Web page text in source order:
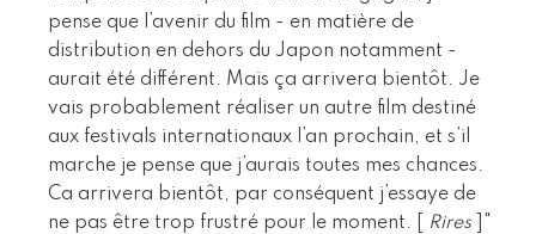
pense que l’avenir du film - en matière de
distribution en dehors du Japon notamment -
aurait été différent. Mais ça arrivera bientôt. Je
vais probablement réaliser un autre film destiné
aux festivals internationaux l’an prochain, et s’il
marche je pense que j’aurais toutes mes chances.
Ca arrivera bientôt, par conséquent j’essaye de
ne pas être trop frustré pour le moment. [
Rires